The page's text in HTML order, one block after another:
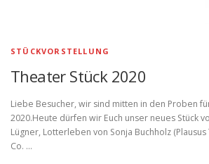
STÜCKVORSTELLUNG
Theater Stück 2020
Liebe Besucher, wir sind mitten in den Proben
2020.Heute dürfen wir Euch unser neues Stück
Lügner, Lotterleben von Sonja Buchholz
Co. …